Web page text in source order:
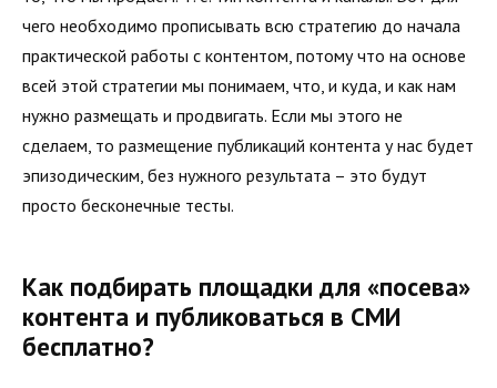
чего необходимо прописывать всю стратегию до начала
практической работы с контентом, потому что на основе
всей этой стратегии мы понимаем, что, и куда, и как нам
нужно размещать и продвигать. Если мы этого не
сделаем, то размещение публикаций контента у нас будет
эпизодическим, без нужного результата – это будут
просто бесконечные тесты.
Как подбирать площадки для «посева»
контента и публиковаться в СМИ
бесплатно?